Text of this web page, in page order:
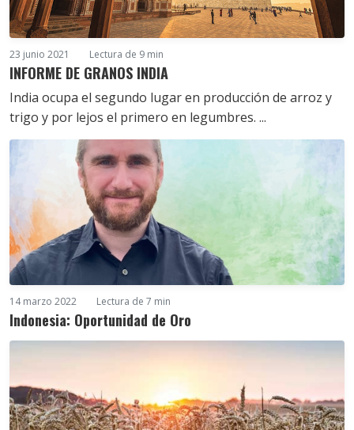
23 junio 2021 Lectura de 9 min
INFORME DE GRANOS INDIA
India ocupa el segundo lugar en producción de arroz y
trigo y por lejos el primero en legumbres. ...
14 marzo 2022 Lectura de 7 min
Indonesia: Oportunidad de Oro